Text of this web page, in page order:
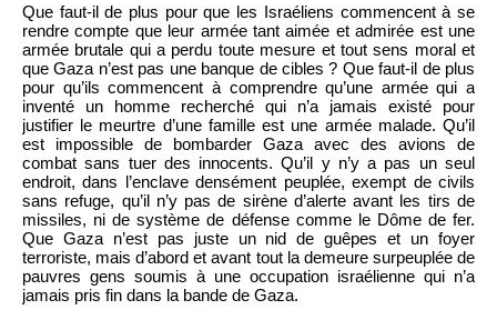
Que faut-il de plus pour que les Israéliens commencent à se
rendre compte que leur armée tant aimée et admirée est une
armée brutale qui a perdu toute mesure et tout sens moral et
que Gaza n’est pas une banque de cibles ? Que faut-il de plus
pour qu’ils commencent à comprendre qu’une armée qui a
inventé un homme recherché qui n’a jamais existé pour
justifier le meurtre d’une famille est une armée malade. Qu’il
est impossible de bombarder Gaza avec des avions de
combat sans tuer des innocents. Qu’il y n’y a pas un seul
endroit, dans l’enclave densément peuplée, exempt de civils
sans refuge, qu’il n’y pas de sirène d’alerte avant les tirs de
missiles, ni de système de défense comme le Dôme de fer.
Que Gaza n’est pas juste un nid de guêpes et un foyer
terroriste, mais d’abord et avant tout la demeure surpeuplée de
pauvres gens soumis à une occupation israélienne qui n’a
jamais pris fin dans la bande de Gaza.